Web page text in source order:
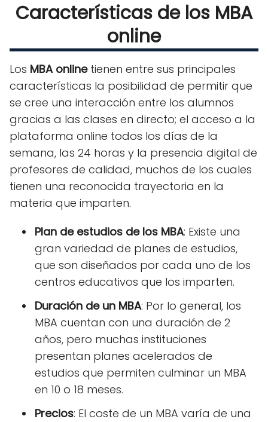
Características de los MBA
online
Los MBA onlinetienen entre sus principales
características la posibilidad de permitir que
se cree una interacción entre los alumnos
gracias a las clases en directo; el acceso a la
plataforma online todos los días de la
semana, las 24 horas y la presencia digital de
profesores de calidad, muchos de los cuales
tienen una reconocida trayectoria en la
materia que imparten.
Plan de estudios de los MBA: Existe una
gran variedad de planes de estudios,
que son diseñados por cada uno de los
centros educativos que los imparten.
Duración de un MBA: Por lo general, los
MBA cuentan con una duración de 2
años, pero muchas instituciones
presentan planes acelerados de
estudios que permiten culminar un MBA
en 10 o 18 meses.
Precios: El coste de un MBA varía de una